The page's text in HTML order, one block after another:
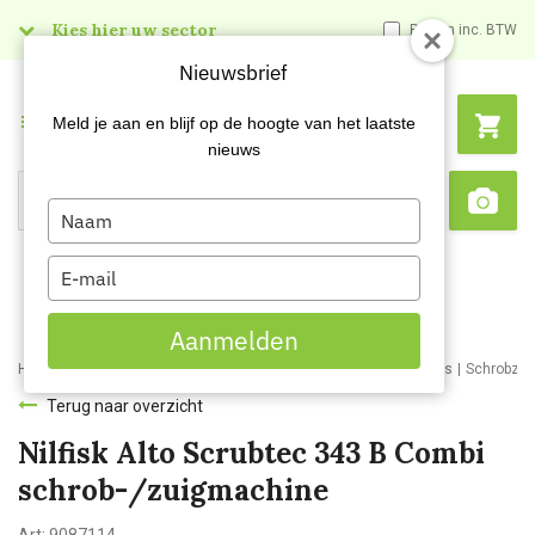
Kies hier uw sector Prijzen inc. BTW
Search
Menu
Home Webshop Schoonmaakmachines Schrobzuigmachines
Terug naar overzicht
Nilfisk Alto Scrubtec 343 B Combi
schrob-/zuigmachine
Nieuwsbrief
Meld je aan en blijf op de hoogte van het laatste
nieuws
Type
your
name
Type
your
email
Aanmelden